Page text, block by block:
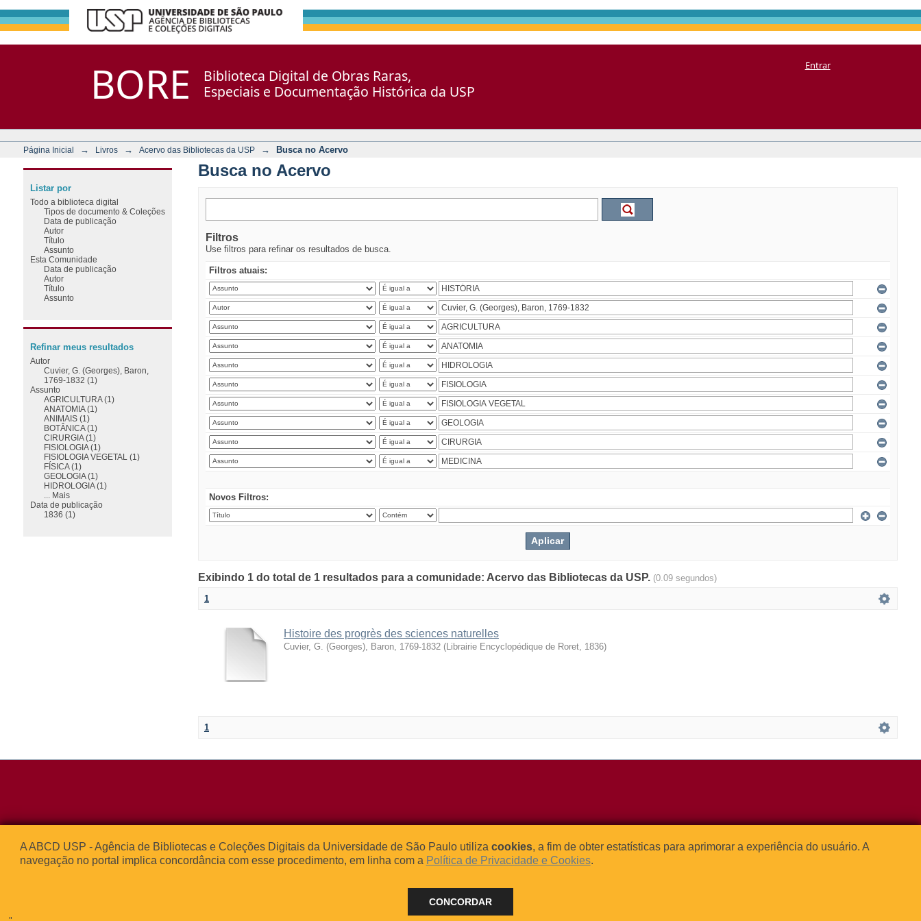
BORE
Biblioteca Digital de Obras Raras,
Especiais e Documentação Histórica da USP
Entrar
Página Inicial → Livros → Acervo das Bibliotecas da USP → Busca no Acervo
Busca no Acervo
Filtros
Use filtros para refinar os resultados de busca.
Filtros atuais:
Novos Filtros:
Exibindo 1 do total de 1 resultados para a comunidade: Acervo das Bibliotecas da USP. (0.09 segundos)
1
Histoire des progrès des sciences naturelles
Cuvier, G. (Georges), Baron, 1769-1832 (Librairie Encyclopédique de Roret, 1836)
1
Listar por
Todo a biblioteca digital
Tipos de documento & Coleções
Data de publicação
Autor
Título
Assunto
Esta Comunidade
Data de publicação
Autor
Título
Assunto
Refinar meus resultados
Autor
Cuvier, G. (Georges), Baron,
1769-1832 (1)
Assunto
AGRICULTURA (1)
ANATOMIA (1)
ANIMAIS (1)
BOTÂNICA (1)
CIRURGIA (1)
FISIOLOGIA (1)
FISIOLOGIA VEGETAL (1)
FÍSICA (1)
GEOLOGIA (1)
HIDROLOGIA (1)
... Mais
Data de publicação
1836 (1)
Rua da Praça do Relógio, 109 – Bloco L
05508-050 – Cidade Universitária
São Paulo, SP – Brasil
Tel: (0xx11) 3091-4195 / (0xx11) 3091-1541
Fax: (0xx11) 3091-1567
E-mail:atendimento@abcd.usp.br
  
A ABCD USP - Agência de Bibliotecas e Coleções Digitais da Universidade de São Paulo utiliza cookies, a fim de obter estatísticas para aprimorar a experiência do usuário. A
navegação no portal implica concordância com esse procedimento, em linha com a Política de Privacidade e Cookies.
CONCORDAR